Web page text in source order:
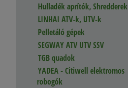
Hulladék aprítók, Shredderek
LINHAI ATV-k, UTV-k
Pelletáló gépek
SEGWAY ATV UTV SSV
TGB quadok
YADEA - Citiwell elektromos
robogók